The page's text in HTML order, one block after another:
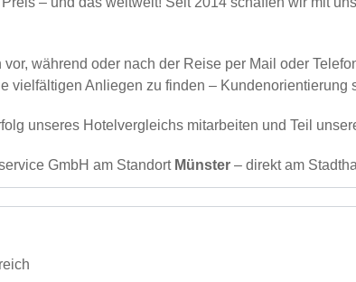
während oder nach der Reise per Mail oder
Anliegen zu finden – Kundenorientierung
unseres Hotelvergleichs mitarbeiten und Teil
GmbH am Standort Münster – direkt am